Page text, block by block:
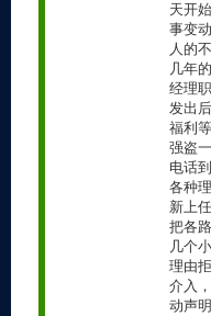
天开
事变
人的
几年
经理
发出
福利
强盗
电话
各种
新上
把各
几个
理由
介入
动声